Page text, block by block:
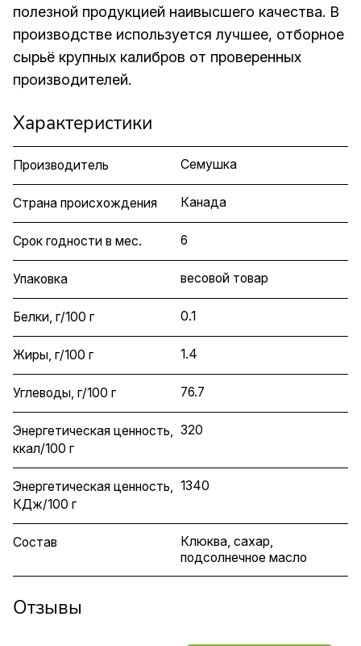
полезной продукцией наивысшего качества. В
производстве используется лучшее, отборное
сырьё крупных калибров от проверенных
производителей.
Характеристики
Производитель Семушка
Страна происхождения Канада
Срок годности в мес. 6
Упаковка весовой товар
Белки, г/100 г 0.1
Жиры, г/100 г 1.4
Углеводы, г/100 г 76.7
Энергетическая ценность,
ккал/100 г
320
Энергетическая ценность,
КДж/100 г
1340
Состав
Клюква, сахар,
подсолнечное масло
Отзывы